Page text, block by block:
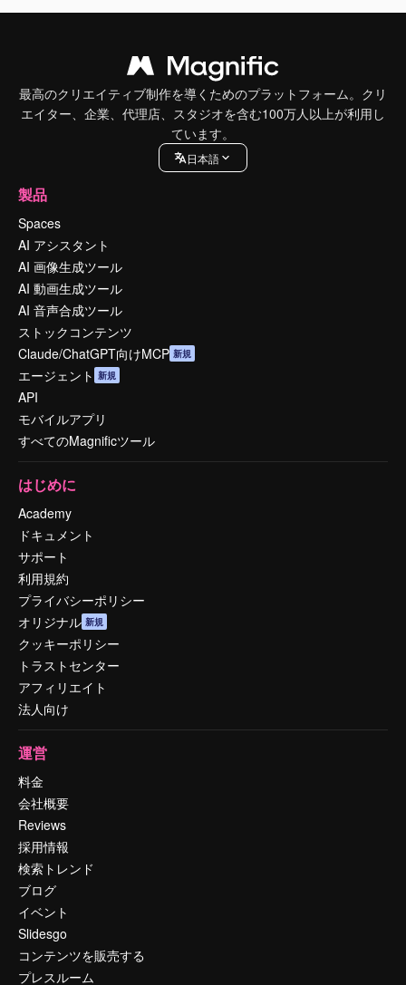
最高のクリエイティブ制作を導くためのプラットフォーム。クリ
エイター、企業、代理店、スタジオを含む100万人以上が利用し
ています。
日本語
製品
Spaces
AI アシスタント
AI 画像生成ツール
AI 動画生成ツール
AI 音声合成ツール
ストックコンテンツ
Claude/ChatGPT向けMCP 新規
エージェント 新規
API
モバイルアプリ
すべてのMagnificツール
はじめに
Academy
ドキュメント
サポート
利用規約
プライバシーポリシー
オリジナル 新規
クッキーポリシー
トラストセンター
アフィリエイト
法人向け
運営
料金
会社概要
Reviews
採用情報
検索トレンド
ブログ
イベント
Slidesgo
コンテンツを販売する
プレスルーム